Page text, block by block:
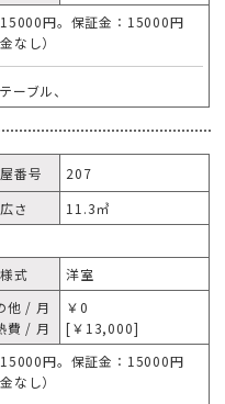
円。保証金：15000円
なし）
ーブル、
番号
207
広さ
11.3㎥
様式
洋室
他 / 月
費 / 月
￥0
[￥13,000]
円。保証金：15000円
なし）